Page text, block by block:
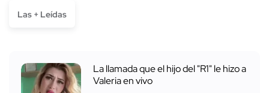
Las + Leídas
La llamada que el hijo del "R1" le hizo a
Valeria en vivo